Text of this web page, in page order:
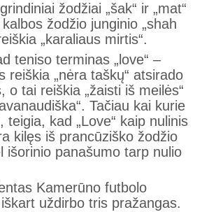
žodžiai „šak“ ir „mat“
žodžio junginio „shah
„karaliaus mirtis“.
teniso terminas „love“ –
reiškia „nėra taškų“ atsirado
o tai reiškia „žaisti iš meilės“
Tačiau kai kurie
teigia, kad „Love“ kaip nulinis
kilęs iš prancūziško žodžio
išorinio panašumo tarp nulio
Kamerūno futbolo
uždirbo tris pražangas.